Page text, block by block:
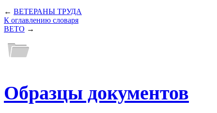
← ВЕТЕРАНЫ ТРУДА
К оглавлению словаря
ВЕТО →
Образцы документов